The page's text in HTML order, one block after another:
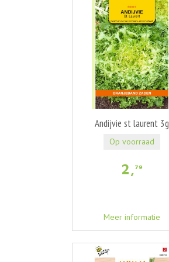
Andijvie st laurent 3g
2,79
Meer informatie
Op voorraad